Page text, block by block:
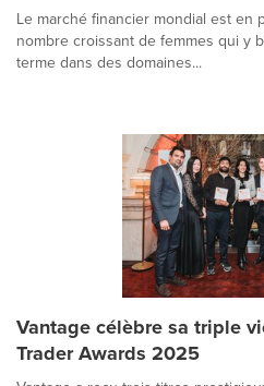
Le marché financier mondial est en
nombre croissant de femmes qui y
terme dans des domaines...
Vantage célèbre sa triple
Trader Awards 2025